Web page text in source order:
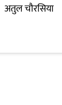
अतुल चौरसिया